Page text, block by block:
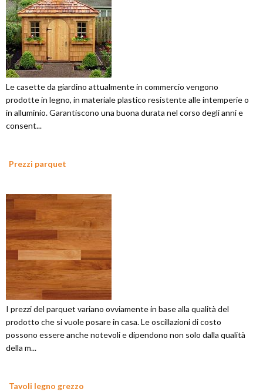
Le casette da giardino attualmente in commercio vengono
prodotte in legno, in materiale plastico resistente alle intemperie o
in alluminio. Garantiscono una buona durata nel corso degli anni e
consent...
Prezzi parquet
I prezzi del parquet variano ovviamente in base alla qualità del
prodotto che si vuole posare in casa. Le oscillazioni di costo
possono essere anche notevoli e dipendono non solo dalla qualità
della m...
Tavoli legno grezzo